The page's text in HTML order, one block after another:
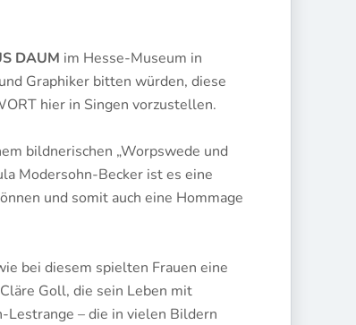
DAUM im Hesse-Museum in
Graphiker bitten würden, diese
hier in Singen vorzustellen.
bildnerischen „Worpswede und
Modersohn-Becker ist es eine
und somit auch eine Hommage
bei diesem spielten Frauen eine
Goll, die sein Leben mit
Lestrange – die in vielen Bildern